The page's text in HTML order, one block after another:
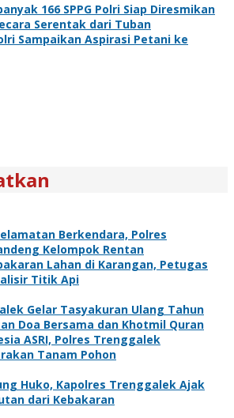
166 SPPG Polri Siap Diresmikan
Serentak dari Tuban
Sampaikan Aspirasi Petani ke
Berkendara, Polres
Kelompok Rentan
Lahan di Karangan, Petugas
Titik Api
Gelar Tasyakuran Ulang Tahun
Doa Bersama dan Khotmil Quran
ASRI, Polres Trenggalek
Tanam Pohon
Huko, Kapolres Trenggalek Ajak
dari Kebakaran